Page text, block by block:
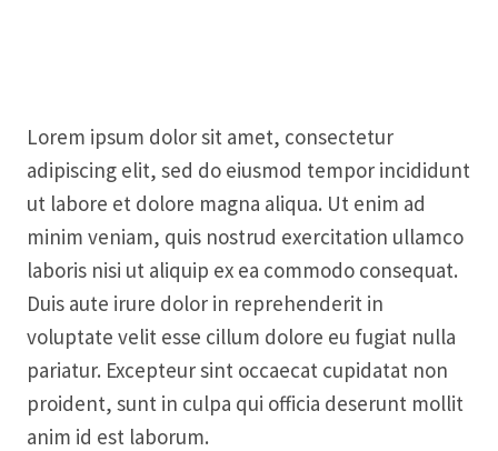
Lorem ipsum dolor sit amet, consectetur
adipiscing elit, sed do eiusmod tempor incididunt
ut labore et dolore magna aliqua. Ut enim ad
minim veniam, quis nostrud exercitation ullamco
laboris nisi ut aliquip ex ea commodo consequat.
Duis aute irure dolor in reprehenderit in
voluptate velit esse cillum dolore eu fugiat nulla
pariatur. Excepteur sint occaecat cupidatat non
proident, sunt in culpa qui officia deserunt mollit
anim id est laborum.